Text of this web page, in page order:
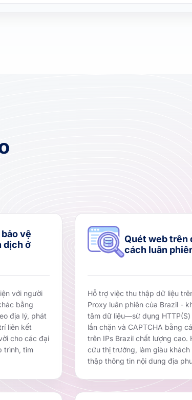
vệ
dịch ở
với người
bằng
địa lý, phát
liên kết
cho các đại
trình, tìm
Quét web trên
cách luân
Hỗ trợ việc thu thập dữ liệu
Proxy luân phiên của Brazil -
tâm dữ liệu—sử dụng HTTP(S)
lần chặn và CAPTCHA bằng
trên IPs Brazil chất lượng cao.
cứu thị trường, làm giàu
thập thông tin nội dung địa